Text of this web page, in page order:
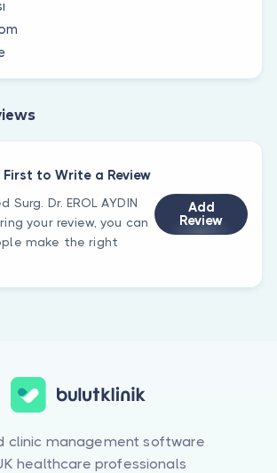
First to Write a Review
Surg. Dr. EROL AYDIN
your review, you can
make the right
Add
Review
clinic management software
healthcare professionals